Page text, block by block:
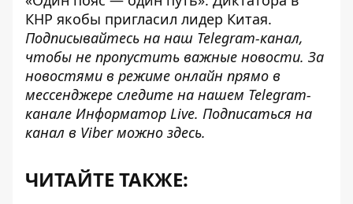
КНР якобы пригласил лидер Китая.
Подписывайтесь на наш Telegram-канал,
чтобы не пропустить важные новости. За
новостями в режиме онлайн прямо в
мессенджере следите на нашем Telegram-
канале Информатор Live. Подписаться на
канал в Viber можно здесь.
ЧИТАЙТЕ ТАКЖЕ: